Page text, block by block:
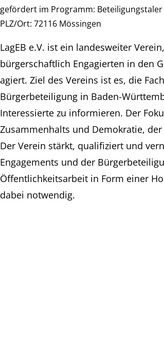
gefördert im Programm: Beteiligungstaler
PLZ/Ort: 72116 Mössingen
LagEB e.V. ist ein landesweiter
bürgerschaftlich Engagierten in den
agiert. Ziel des Vereins ist es, die
Bürgerbeteiligung in Baden-
Interessierte zu informieren. Der
Zusammenhalts und Demokratie,
Der Verein stärkt, qualifiziert und
Engagements und der
Öffentlichkeitsarbeit in Form einer
dabei notwendig.